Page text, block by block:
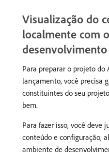
Visualização do
localmente com
Para preparar o projeto do
lançamento, você precisa
constituintes do seu
bem.
Para fazer isso, você deve
conteúdo e configuração,
ambiente de